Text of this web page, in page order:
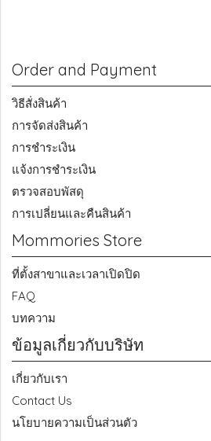
Order and Payment
วิธีสั่งสินค้า
การจัดส่งสินค้า
การชำระเงิน
แจ้งการชำระเงิน
ตรวจสอบพัสดุ
การเปลี่ยนและคืนสินค้า
Mommories Store
ที่ตั้งสาขาและเวลาเปิดปิด
FAQ
บทความ
ข้อมูลเกี่ยวกับบริษัท
เกี่ยวกับเรา
Contact Us
นโยบายความเป็นส่วนตัว